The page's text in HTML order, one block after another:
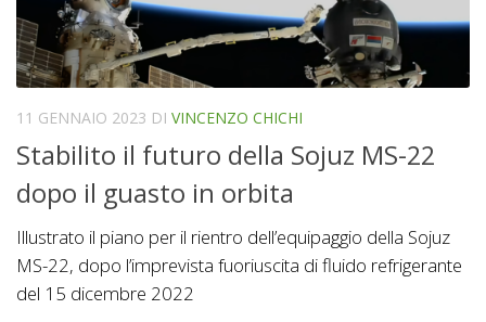
11 GENNAIO 2023 DI VINCENZO CHICHI
Stabilito il futuro della Sojuz MS-22
dopo il guasto in orbita
Illustrato il piano per il rientro dell’equipaggio della Sojuz
MS-22, dopo l’imprevista fuoriuscita di fluido refrigerante
del 15 dicembre 2022